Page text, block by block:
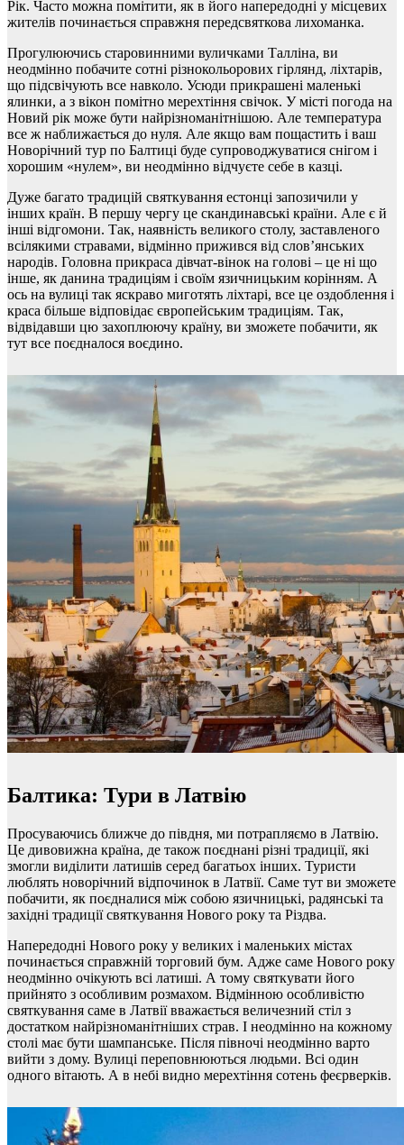
Рік. Часто можна помітити, як в його напередодні у місцевих
жителів починається справжня передсвяткова лихоманка.
Прогулюючись старовинними вуличками Талліна, ви
неодмінно побачите сотні різнокольорових гірлянд, ліхтарів,
що підсвічують все навколо. Усюди прикрашені маленькі
ялинки, а з вікон помітно мерехтіння свічок. У місті погода на
Новий рік може бути найрізноманітнішою. Але температура
все ж наближається до нуля. Але якщо вам пощастить і ваш
Новорічний тур по Балтиці буде супроводжуватися снігом і
хорошим «нулем», ви неодмінно відчуєте себе в казці.
Дуже багато традицій святкування естонці запозичили у
інших країн. В першу чергу це скандинавські країни. Але є й
інші відгомони. Так, наявність великого столу, заставленого
всілякими стравами, відмінно прижився від слов’янських
народів. Головна прикраса дівчат-вінок на голові – це ні що
інше, як данина традиціям і своїм язичницьким корінням. А
ось на вулиці так яскраво миготять ліхтарі, все це оздоблення і
краса більше відповідає європейським традиціям. Так,
відвідавши цю захоплюючу країну, ви зможете побачити, як
тут все поєдналося воєдино.
Балтика: Тури в Латвію
Просуваючись ближче до півдня, ми потрапляємо в Латвію.
Це дивовижна країна, де також поєднані різні традиції, які
змогли виділити латишів серед багатьох інших. Туристи
люблять новорічний відпочинок в Латвії. Саме тут ви зможете
побачити, як поєдналися між собою язичницькі, радянські та
західні традиції святкування Нового року та Різдва.
Напередодні Нового року у великих і маленьких містах
починається справжній торговий бум. Адже саме Нового року
неодмінно очікують всі латиші. А тому святкувати його
прийнято з особливим розмахом. Відмінною особливістю
святкування саме в Латвії вважається величезний стіл з
достатком найрізноманітніших страв. І неодмінно на кожному
столі має бути шампанське. Після півночі неодмінно варто
вийти з дому. Вулиці переповнюються людьми. Всі один
одного вітають. А в небі видно мерехтіння сотень феєрверків.